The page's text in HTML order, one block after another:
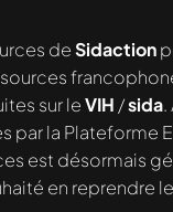
cherchons le
deSidaction
sur leVIH /sida.
par la Plateforme
est désormais
en reprendre le